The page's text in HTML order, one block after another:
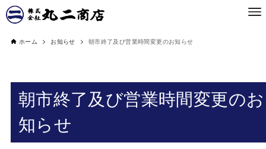
ホーム お知らせ 朝市終了及び営業時間変更のお知らせ
朝市終了及び営業時間変更のお
知らせ